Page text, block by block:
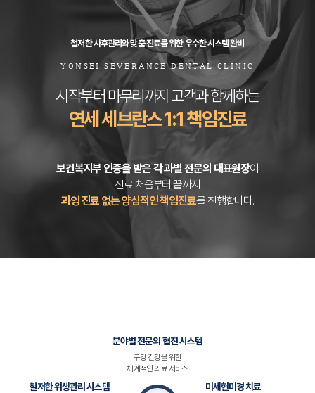
철저한 사후관리와 맞춤 진료를 위한 우수한 시스템 완비
YONSEI SEVERANCE DENTAL CLINIC
시작부터 마무리까지 고객과 함께하는
연세 세브란스 1:1 책임진료
보건복지부 인증을 받은 각 과별 전문의 대표원장이
진료 처음부터 끝까지
과잉 진료 없는 양심적인 책임진료를 진행합니다.
분야별 전문의 협진 시스템
구강 건강을 위한
체계적인 의료 서비스
미세현미경 치료
철저한 위생관리 시스템